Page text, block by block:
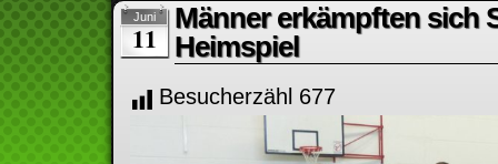
Juni
11
Männer erkämpften sich
Heimspiel
Besucherzähl 677